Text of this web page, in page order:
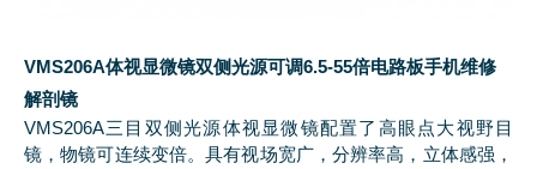
VMS206A体视显微镜双侧光源可调6.5-55倍电路板手机维修
解剖镜
VMS206A三目双侧光源体视显微镜配置了高眼点大视野目
镜，物镜可连续变倍。具有视场宽广，分辨率高，立体感强，